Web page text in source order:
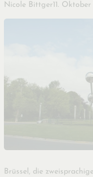
Nicole Bittger11. Oktober
Brüssel, die